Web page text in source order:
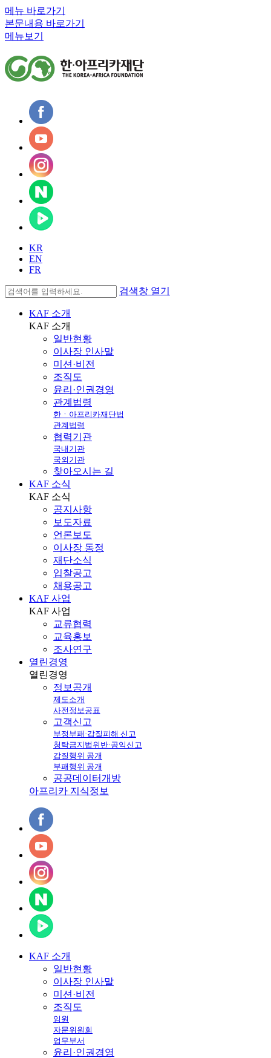
메뉴 바로가기
본문내용 바로가기
메뉴보기
KR
EN
FR
검색창 열기
KAF 소개
KAF 소개
일반현황
이사장 인사말
미션·비전
조직도
윤리·인권경영
관계법령
한ㆍ아프리카재단법
관계법령
협력기관
국내기관
국외기관
찾아오시는 길
KAF 소식
KAF 소식
공지사항
보도자료
언론보도
이사장 동정
재단소식
입찰공고
채용공고
KAF 사업
KAF 사업
교류협력
교육홍보
조사연구
열린경영
열린경영
정보공개
제도소개
사전정보공표
고객신고
부정부패·갑질피해 신고
청탁금지법위반·공익신고
갑질행위 공개
부패행위 공개
공공데이터개방
아프리카 지식정보
KAF 소개
일반현황
이사장 인사말
미션·비전
조직도
임원
자문위원회
업무부서
윤리·인권경영